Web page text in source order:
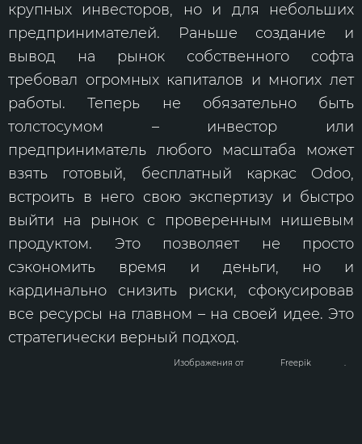
крупных инвесторов, но и для небольших
предпринимателей. Раньше создание и
вывод на рынок собственного софта
требовал огромных капиталов и многих лет
работы. Теперь не обязательно быть
толстосумом – инвестор или
предприниматель любого масштаба может
взять готовый, бесплатный каркас Odoo,
встроить в него свою экспертизу и быстро
выйти на рынок с проверенным нишевым
продуктом. Это позволяет не просто
сэкономить время и деньги, но и
кардинально снизить риски, сфокусировав
все ресурсы на главном – на своей идее. Это
стратегически верный подход.
Изображения от Freepik .